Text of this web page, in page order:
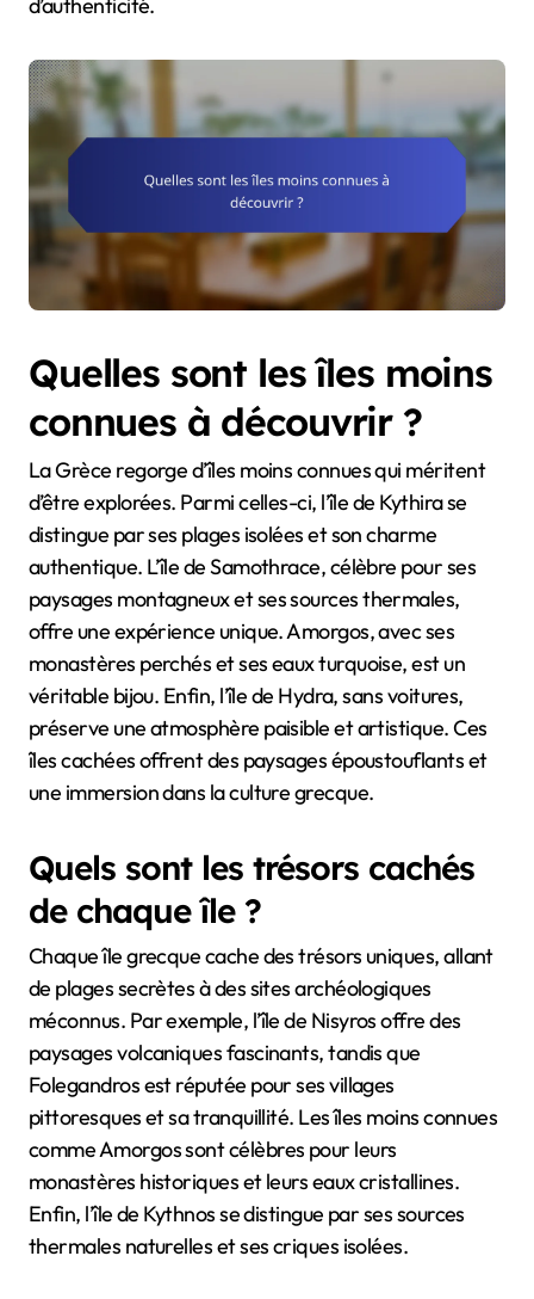
Quelles sont les îles moins
connues à découvrir ?
La Grèce regorge d’îles moins connues qui méritent
d’être explorées. Parmi celles-ci, l’île de Kythira se
distingue par ses plages isolées et son charme
authentique. L’île de Samothrace, célèbre pour ses
paysages montagneux et ses sources thermales,
offre une expérience unique. Amorgos, avec ses
monastères perchés et ses eaux turquoise, est un
véritable bijou. Enfin, l’île de Hydra, sans voitures,
préserve une atmosphère paisible et artistique. Ces
îles cachées offrent des paysages époustouflants et
une immersion dans la culture grecque.
Quels sont les trésors cachés
de chaque île ?
Chaque île grecque cache des trésors uniques, allant
de plages secrètes à des sites archéologiques
méconnus. Par exemple, l’île de Nisyros offre des
paysages volcaniques fascinants, tandis que
Folegandros est réputée pour ses villages
pittoresques et sa tranquillité. Les îles moins connues
comme Amorgos sont célèbres pour leurs
monastères historiques et leurs eaux cristallines.
Enfin, l’île de Kythnos se distingue par ses sources
thermales naturelles et ses criques isolées.